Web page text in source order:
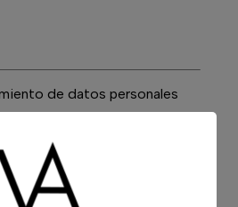
de datos personales